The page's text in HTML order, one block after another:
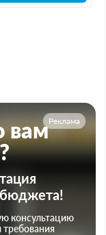
Реклама
вам
консультацию